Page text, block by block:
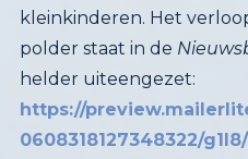
polder staat in de
helder uiteengezet:
https://
0608318127348322/g1l8/